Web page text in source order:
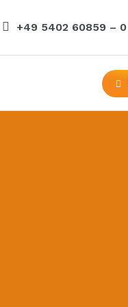
+49 5402 60859 – 0